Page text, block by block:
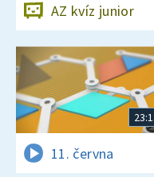
AZ kvíz junior
11. června